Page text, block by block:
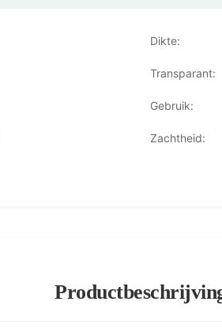
Dikte:
Transparant:
Gebruik:
Zachtheid: